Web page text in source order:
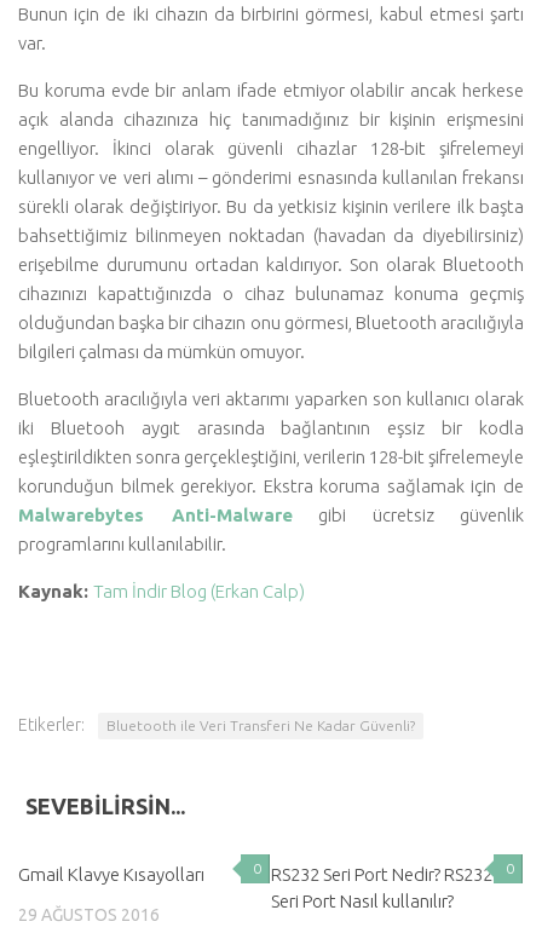
Bunun için de iki cihazın da birbirini görmesi, kabul etmesi şartı
var.
Bu koruma evde bir anlam ifade etmiyor olabilir ancak herkese
açık alanda cihazınıza hiç tanımadığınız bir kişinin erişmesini
engelliyor. İkinci olarak güvenli cihazlar 128-bit şifrelemeyi
kullanıyor ve veri alımı – gönderimi esnasında kullanılan frekansı
sürekli olarak değiştiriyor. Bu da yetkisiz kişinin verilere ilk başta
bahsettiğimiz bilinmeyen noktadan (havadan da diyebilirsiniz)
erişebilme durumunu ortadan kaldırıyor. Son olarak Bluetooth
cihazınızı kapattığınızda o cihaz bulunamaz konuma geçmiş
olduğundan başka bir cihazın onu görmesi, Bluetooth aracılığıyla
bilgileri çalması da mümkün omuyor.
Bluetooth aracılığıyla veri aktarımı yaparken son kullanıcı olarak
iki Bluetooh aygıt arasında bağlantının eşsiz bir kodla
eşleştirildikten sonra gerçekleştiğini, verilerin 128-bit şifrelemeyle
korunduğun bilmek gerekiyor. Ekstra koruma sağlamak için de
Malwarebytes Anti-Malwaregibi ücretsiz güvenlik
programlarını kullanılabilir.
Kaynak: Tam İndir Blog (Erkan Calp)
Etikerler: Bluetooth ile Veri Transferi Ne Kadar Güvenli?
SEVEBILIRSIN...
0
Gmail Klavye Kısayolları
29 AĞUSTOS 2016
0
RS232 Seri Port Nedir? RS232
Seri Port Nasıl kullanılır?